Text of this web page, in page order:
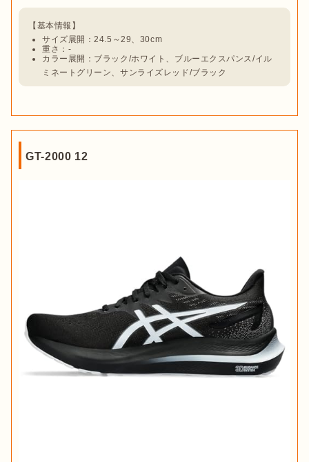
サイズ展開：24.5～29、30cm
重さ：-
カラー展開：ブラック/ホワイト、ブルーエクスパンス/イル
ミネートグリーン、サンライズレッド/ブラック
GT-2000 12